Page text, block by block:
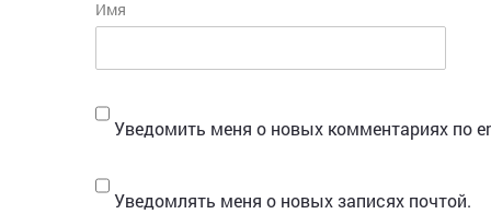
Имя
Уведомить меня о новых комментариях по
Уведомлять меня о новых записях почтой.